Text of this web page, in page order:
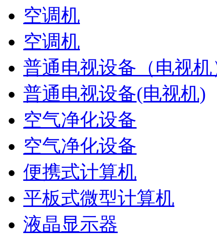
空调机
空调机
普通电视设备（电视机
普通电视设备(电视机)
空气净化设备
空气净化设备
便携式计算机
平板式微型计算机
液晶显示器